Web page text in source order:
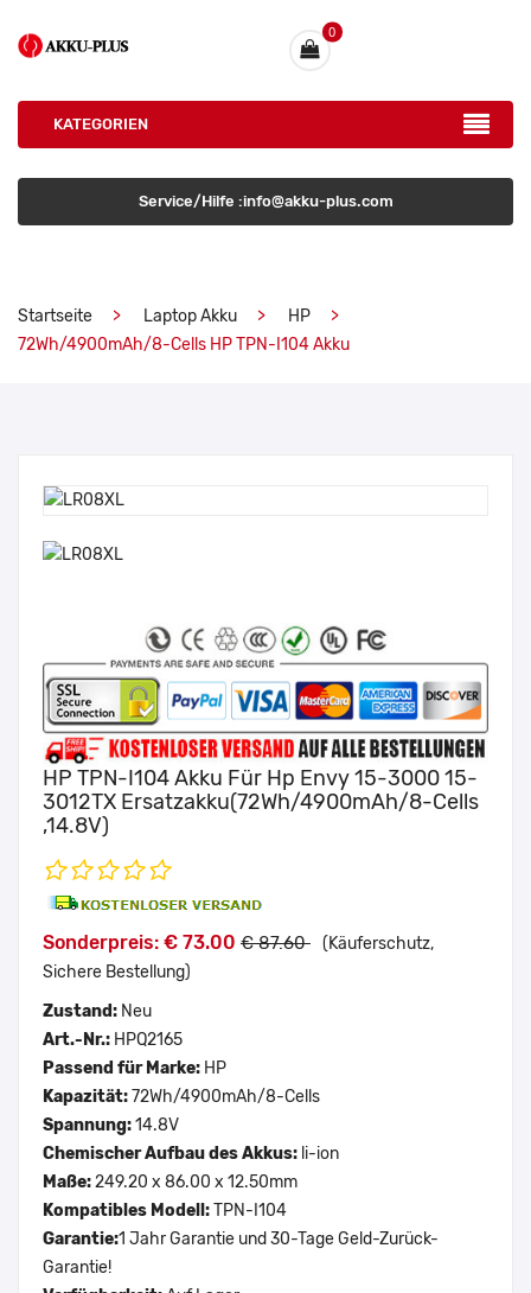
0
KATEGORIEN
Service/Hilfe :info@akku-plus.com
Startseite Laptop Akku
HP
72Wh/4900mAh/8-Cells HP TPN-I104 Akku
HP TPN-I104 Akku Für Hp Envy 15-3000 15-
3012TX Ersatzakku(72Wh/4900mAh/8-Cells
,14.8V)
Sonderpreis: € 73.00 € 87.60 (Käuferschutz,
Sichere Bestellung)
Zustand: Neu
Art.-Nr.: HPQ2165
Passend für Marke: HP
Kapazität:72Wh/4900mAh/8-Cells
Spannung:14.8V
Chemischer Aufbau des Akkus: li-ion
Maße:249.20 x 86.00 x 12.50mm
Kompatibles Modell:TPN-I104
Garantie:1 Jahr Garantie und 30-Tage Geld-Zurück-
Garantie!